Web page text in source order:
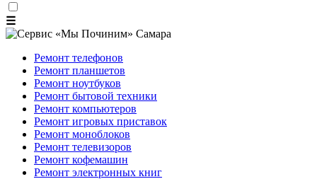
☰
Ремонт телефонов
Ремонт планшетов
Ремонт ноутбуков
Ремонт бытовой техники
Ремонт компьютеров
Ремонт игровых приставок
Ремонт моноблоков
Ремонт телевизоров
Ремонт кофемашин
Ремонт электронных книг